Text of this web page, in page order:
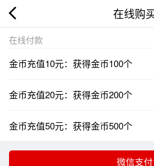
在线购
在线付款
金币充值10元：获得金币100个
金币充值20元：获得金币200个
金币充值50元：获得金币500个